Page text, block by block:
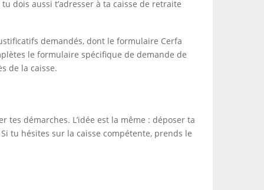
dois aussi t’adresser à ta caisse de retraite
demandés, dont le formulaire Cerfa
le formulaire spécifique de demande de
de la caisse.
démarches. L’idée est la même : déposer ta
tu hésites sur la caisse compétente, prends le